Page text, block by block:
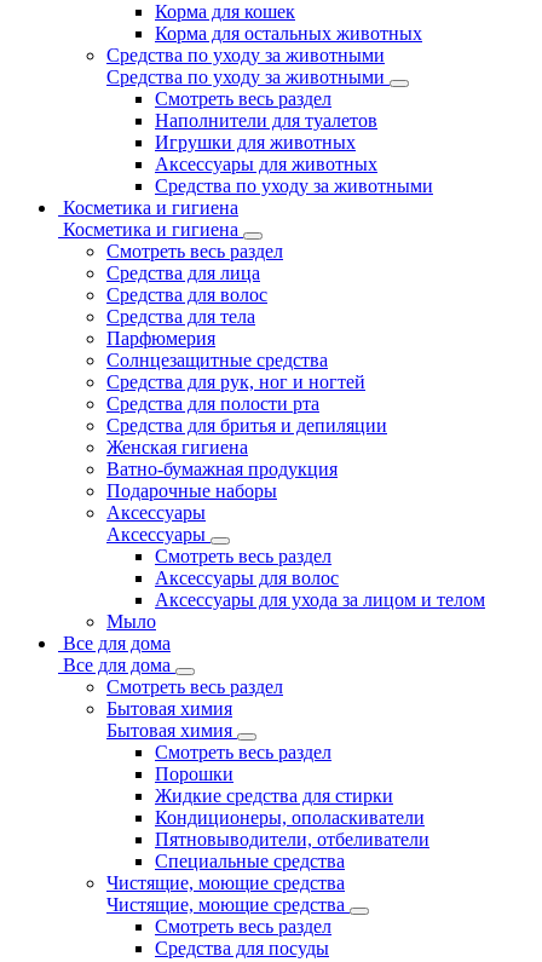
Корма для кошек
Корма для остальных животных
Средства по уходу за животными
Средства по уходу за животными
Смотреть весь раздел
Наполнители для туалетов
Игрушки для животных
Аксессуары для животных
Средства по уходу за животными
Косметика и гигиена
Косметика и гигиена
Смотреть весь раздел
Средства для лица
Средства для волос
Средства для тела
Парфюмерия
Солнцезащитные средства
Средства для рук, ног и ногтей
Средства для полости рта
Средства для бритья и депиляции
Женская гигиена
Ватно-бумажная продукция
Подарочные наборы
Аксессуары
Аксессуары
Смотреть весь раздел
Аксессуары для волос
Аксессуары для ухода за лицом и телом
Мыло
Все для дома
Все для дома
Смотреть весь раздел
Бытовая химия
Бытовая химия
Смотреть весь раздел
Порошки
Жидкие средства для стирки
Кондиционеры, ополаскиватели
Пятновыводители, отбеливатели
Специальные средства
Чистящие, моющие средства
Чистящие, моющие средства
Смотреть весь раздел
Средства для посуды